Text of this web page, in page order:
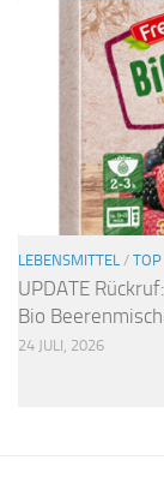
LEBENSMITTEL / TOP
UPDATE
Bio
24 JULI, 2026